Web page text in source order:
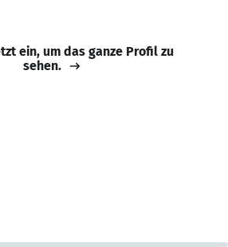
ein, um das ganze Profil zu
sehen.